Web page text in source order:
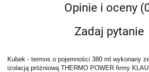
Opinie i oceny
Zadaj pytanie
Kubek - termos o pojemności 380 ml wykonany
izolacją próżniową THERMO POWER firmy